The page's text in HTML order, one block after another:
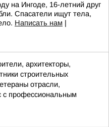
на Ингоде, 16-летний друг
Спасатели ищут тела,
Написать нам |
архитекторы,
строительных
отрасли,
с профессиональным